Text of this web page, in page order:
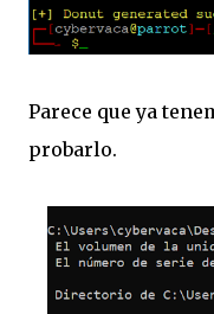
Parece que ya
probarlo.